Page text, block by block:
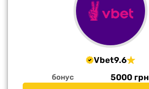
Vbet9.6
бонус 5000 грн